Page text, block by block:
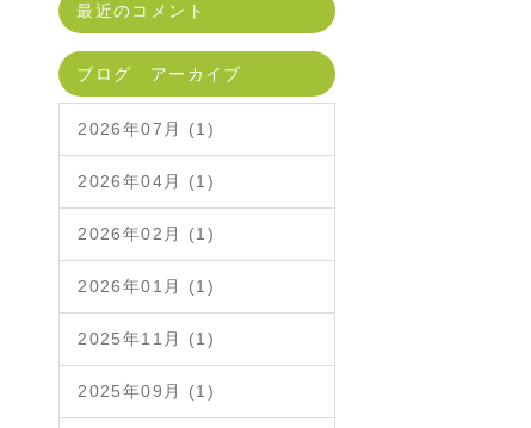
最近のコメント
ブログ アーカイブ
2026年07月 (1)
2026年04月 (1)
2026年02月 (1)
2026年01月 (1)
2025年11月 (1)
2025年09月 (1)